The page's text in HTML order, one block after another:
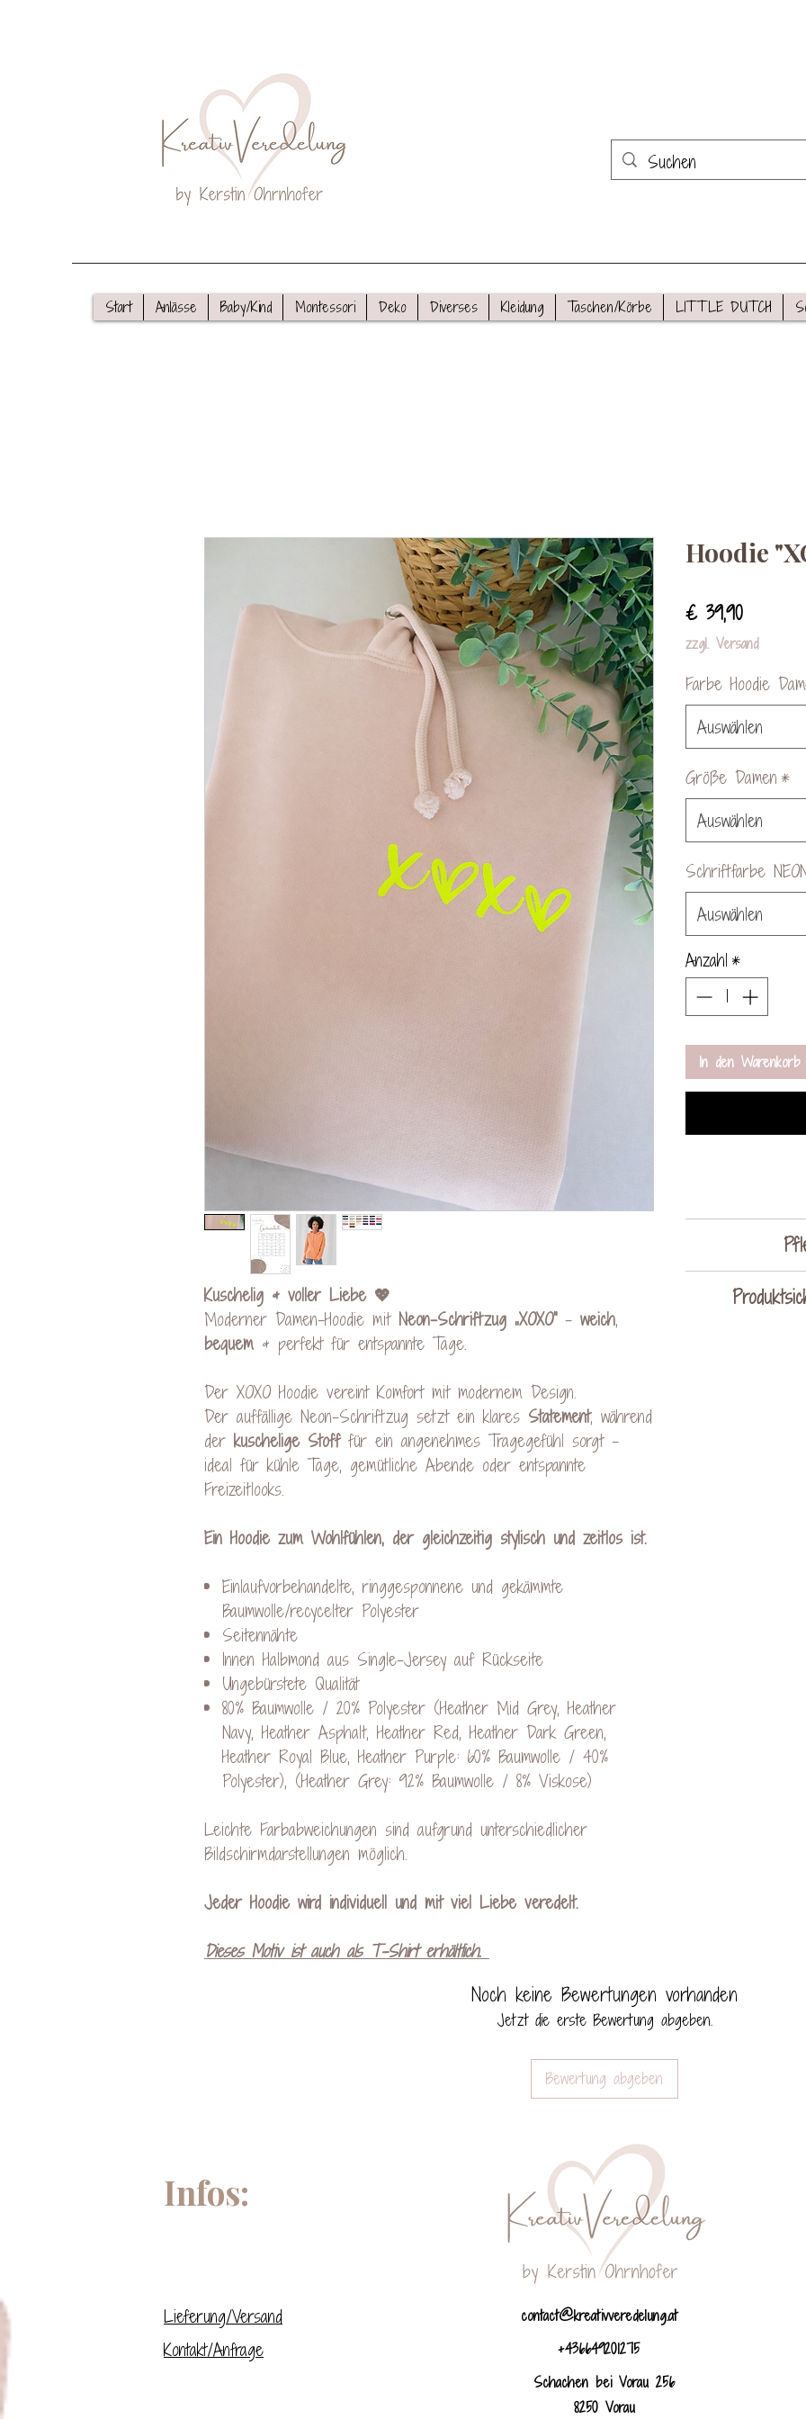
Start Anlässe Baby/Kind Montessori Deko Diverses Kleidung Taschen/Körbe LITTLE DUTCH
Kuschelig & voller Liebe 💖
Moderner Damen-Hoodie mit Neon-Schriftzug „XOXO“– weich,
bequem & perfekt für entspannte Tage.
Der XOXO Hoodie vereint Komfort mit modernem Design.
Der auffällige Neon-Schriftzug setzt ein klares Statement, während
der kuschelige Stofffür ein angenehmes Tragegefühl sorgt –
ideal für kühle Tage, gemütliche Abende oder entspannte
Freizeitlooks.
Ein Hoodie zum Wohlfühlen, der gleichzeitig stylisch und zeitlos ist.
Einlaufvorbehandelte, ringgesponnene und gekämmte
Baumwolle/recycelter Polyester
Seitennähte
Innen Halbmond aus Single-Jersey auf Rückseite
Ungebürstete Qualität
80% Baumwolle / 20% Polyester (Heather Mid Grey, Heather
Navy, Heather Asphalt, Heather Red, Heather Dark Green,
Heather Royal Blue, Heather Purple: 60% Baumwolle / 40%
Polyester), (Heather Grey: 92% Baumwolle / 8% Viskose)
Leichte Farbabweichungen sind aufgrund unterschiedlicher
Bildschirmdarstellungen möglich.
Jeder Hoodie wird individuell und mit viel Liebe veredelt.
Dieses Motiv ist auch als T-Shirt erhältlich.
Hoodie
€ 39,90Preis
zzgl. Versand
Farbe Hoodie
Auswählen
Größe Damen *
Auswählen
Schriftfarbe
Auswählen
Anzahl *
In den Warenkorb
Eine
Noch keine Bewertungen vorhanden
Jetzt die erste Bewertung abgeben.
Bewertung abgeben
Infos:
Lieferung/Versand
Kontakt/Anfrage
contact@kreativveredelung.at
+436649201275
Schachen bei Vorau 256
8250 Vorau